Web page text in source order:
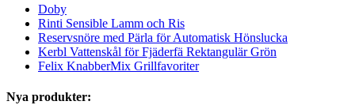
Doby
Rinti Sensible Lamm och Ris
Reservsnöre med Pärla för Automatisk Hönslucka
Kerbl Vattenskål för Fjäderfä Rektangulär Grön
Felix KnabberMix Grillfavoriter
Nya produkter: